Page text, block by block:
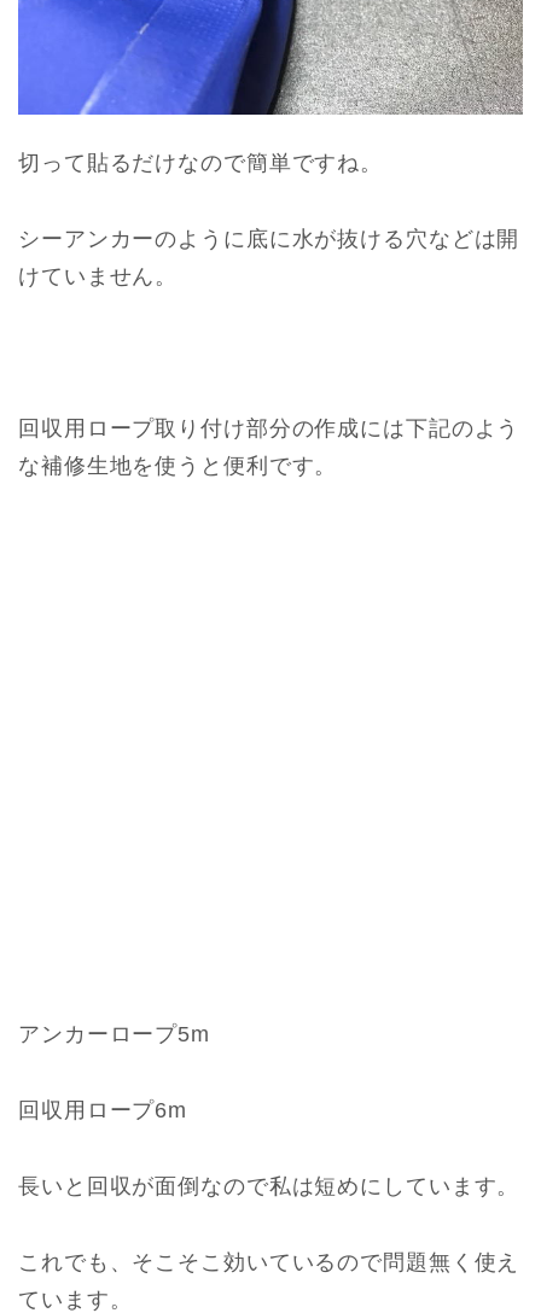
切って貼るだけなので簡単ですね。
シーアンカーのように底に水が抜ける穴などは開
けていません。
回収用ロープ取り付け部分の作成には下記のよう
な補修生地を使うと便利です。
アンカーロープ5m
回収用ロープ6m
長いと回収が面倒なので私は短めにしています。
これでも、そこそこ効いているので問題無く使え
ています。